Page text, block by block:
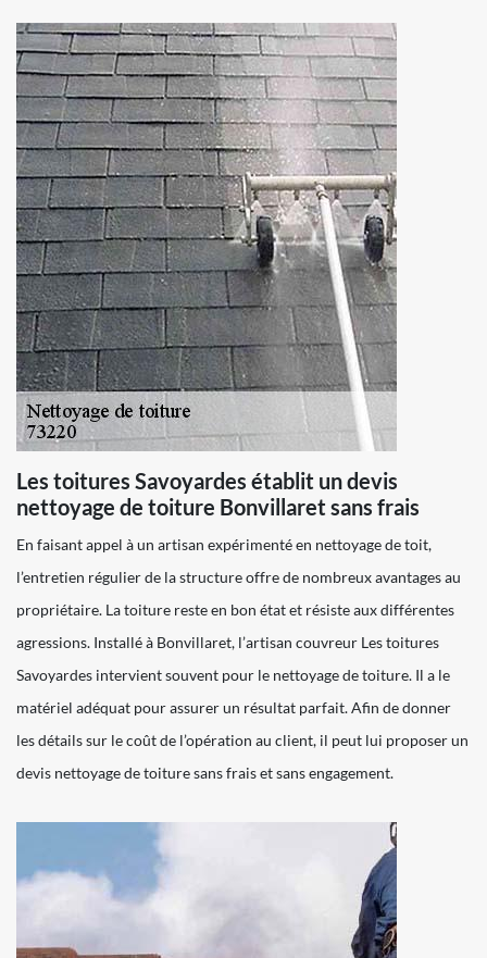
Les toitures Savoyardes établit un devis
nettoyage de toiture Bonvillaret sans frais
En faisant appel à un artisan expérimenté en nettoyage de toit,
l’entretien régulier de la structure offre de nombreux avantages au
propriétaire. La toiture reste en bon état et résiste aux différentes
agressions. Installé à Bonvillaret, l’artisan couvreur Les toitures
Savoyardes intervient souvent pour le nettoyage de toiture. Il a le
matériel adéquat pour assurer un résultat parfait. Afin de donner
les détails sur le coût de l’opération au client, il peut lui proposer un
devis nettoyage de toiture sans frais et sans engagement.